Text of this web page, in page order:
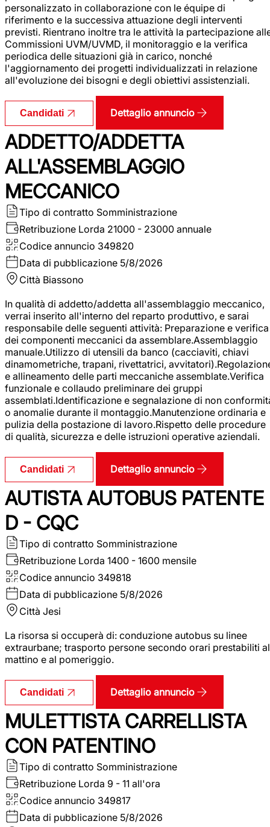
personalizzato in collaborazione con le équipe di
riferimento e la successiva attuazione degli interventi
previsti. Rientrano inoltre tra le attività la partecipazione
Commissioni UVM/UVMD, il monitoraggio e la verifica
periodica delle situazioni già in carico, nonché
l'aggiornamento dei progetti individualizzati in relazione
all'evoluzione dei bisogni e degli obiettivi assistenziali.
Candidati Dettaglio annuncio
ADDETTO/ADDETTA
ALL'ASSEMBLAGGIO
MECCANICO
Tipo di contratto Somministrazione
Retribuzione Lorda 21000 - 23000 annuale
Codice annuncio 349820
Data di pubblicazione 5/8/2026
Città Biassono
In qualità di addetto/addetta all'assemblaggio meccanico,
verrai inserito all'interno del reparto produttivo, e sarai
responsabile delle seguenti attività: Preparazione e verifica
dei componenti meccanici da assemblare.Assemblaggio
manuale.Utilizzo di utensili da banco (cacciaviti, chiavi
dinamometriche, trapani, rivettatrici,
e allineamento delle parti meccaniche assemblate.Verifica
funzionale e collaudo preliminare dei gruppi
assemblati.Identificazione e segnalazione di non
o anomalie durante il montaggio.Manutenzione ordinaria e
pulizia della postazione di lavoro.Rispetto delle procedure
di qualità, sicurezza e delle istruzioni operative aziendali.
Candidati Dettaglio annuncio
AUTISTA AUTOBUS PATENTE
D - CQC
Tipo di contratto Somministrazione
Retribuzione Lorda 1400 - 1600 mensile
Codice annuncio 349818
Data di pubblicazione 5/8/2026
Città Jesi
La risorsa si occuperà di: conduzione autobus su linee
extraurbane; trasporto persone secondo orari prestabiliti al
mattino e al pomeriggio.
Candidati Dettaglio annuncio
MULETTISTA CARRELLISTA
CON PATENTINO
Tipo di contratto Somministrazione
Retribuzione Lorda 9 - 11 all'ora
Codice annuncio 349817
Data di pubblicazione 5/8/2026